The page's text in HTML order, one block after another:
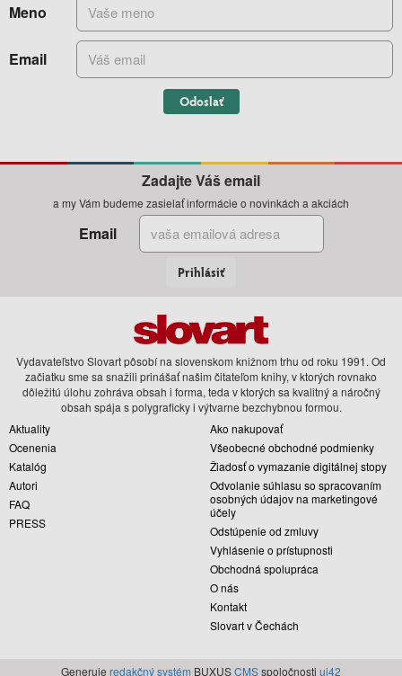
Meno
Email
Odoslať
Zadajte Váš email
a my Vám budeme zasielať informácie o novinkách a akciách
Email
Prihlásiť
Vydavateľstvo Slovart pôsobí na slovenskom knižnom trhu od roku 1991. Od
začiatku sme sa snažili prinášať našim čitateľom knihy, v ktorých rovnako
dôležitú úlohu zohráva obsah i forma, teda v ktorých sa kvalitný a náročný
obsah spája s polygraficky i výtvarne bezchybnou formou.
Aktuality
Ocenenia
Katalóg
Autori
FAQ
PRESS
Ako nakupovať
Všeobecné obchodné podmienky
Žiadosť o vymazanie digitálnej stopy
Odvolanie súhlasu so spracovaním
osobných údajov na marketingové
účely
Odstúpenie od zmluvy
Vyhlásenie o prístupnosti
Obchodná spolupráca
O nás
Kontakt
Slovart v Čechách
Generuje redakčný systém BUXUSCMSspoločnosti ui42